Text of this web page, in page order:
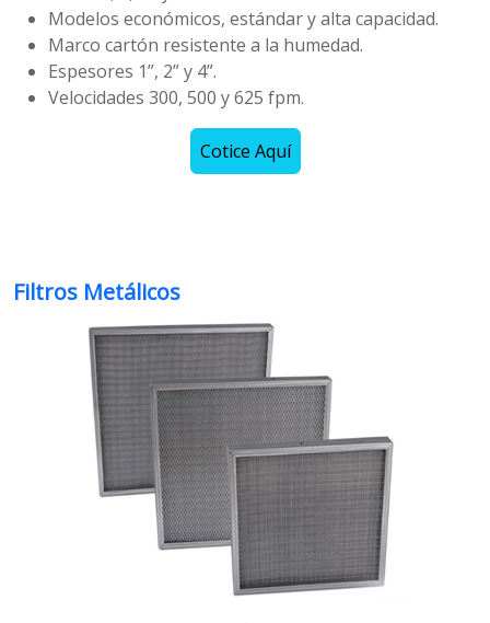
Modelos económicos, estándar y alta capacidad.
Marco cartón resistente a la humedad.
Espesores 1”, 2” y 4”.
Velocidades 300, 500 y 625 fpm.
Cotice Aquí
Filtros Metálicos